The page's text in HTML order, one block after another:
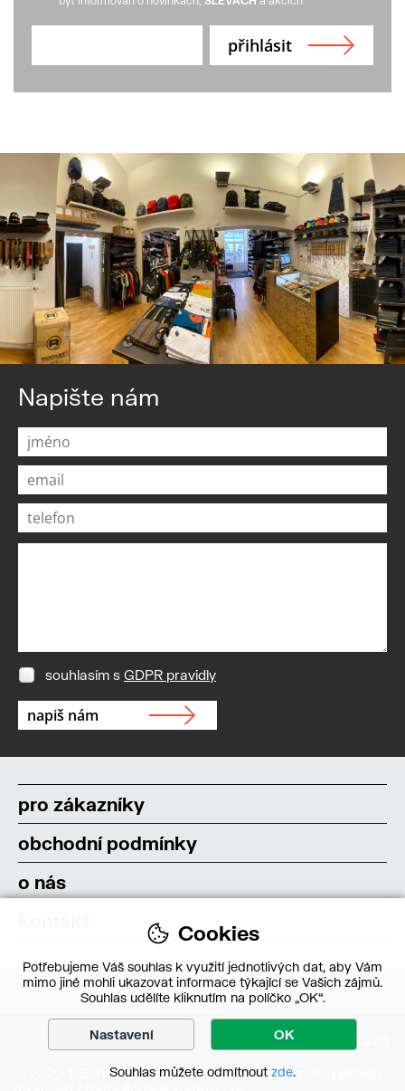
Napište nám
souhlasím s GDPR pravidly
pro zákazníky
obchodní podmínky
o nás
© 2020 T-Bone s.r.o. – Všechna práva vyhrazena | design
Cookies
Potřebujeme Váš souhlas k využití jednotlivých dat, aby Vám
mimo jiné mohli ukazovat informace týkající se Vašich zájmů.
Souhlas udělíte kliknutím na políčko „OK“.
Nastavení OK
Souhlas můžete odmítnout zde.